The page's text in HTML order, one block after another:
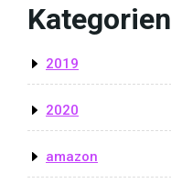
Kategorien
2019
2020
amazon